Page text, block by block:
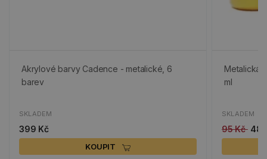
Akrylové barvy Cadence - metalické, 6
barev
SKLADEM
399 Kč
KOUPIT
Metalická
ml
SKLADEM
95 Kč 48